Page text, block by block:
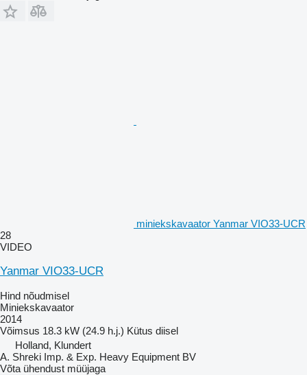
miniekskavaator Yanmar VIO33-UCR
28
VIDEO
Yanmar VIO33-UCR
Hind nõudmisel
Miniekskavaator
2014
Võimsus 18.3 kW (24.9 h.j.) Kütus diisel
Holland, Klundert
A. Shreki Imp. & Exp. Heavy Equipment BV
Võta ühendust müüjaga